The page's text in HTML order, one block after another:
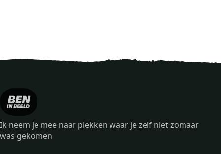
Ik neem je mee naar plekken waar je zelf niet zomaar
was gekomen